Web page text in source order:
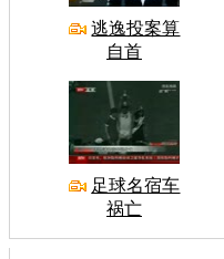
逃逸投案算
自首
足球名宿车
祸亡